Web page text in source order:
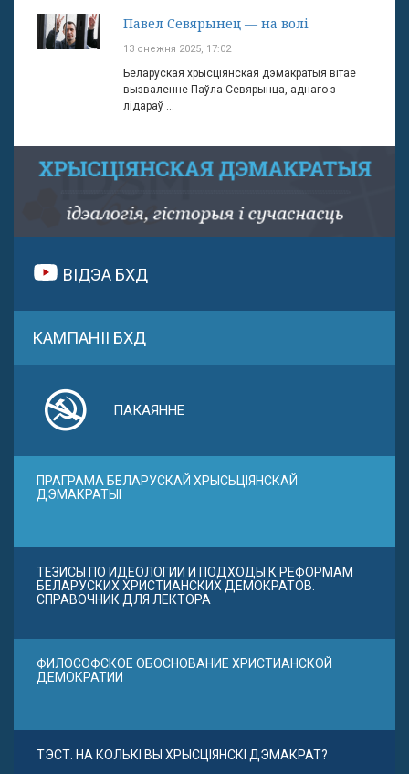
Павел Севярынец — на волі
13 снежня 2025, 17:02
Беларуская хрысціянская дэмакратыя вітае
вызваленне Паўла Севярынца, аднаго з
лідараў ...
ВІДЭА БХД
КАМПАНІІ БХД
ПАКАЯННЕ
ПРАГРАМА БЕЛАРУСКАЙ ХРЫСЬЦІЯНСКАЙ
ДЭМАКРАТЫІ
ТЕЗИСЫ ПО ИДЕОЛОГИИ И ПОДХОДЫ К РЕФОРМАМ
БЕЛАРУСКИХ ХРИСТИАНСКИХ ДЕМОКРАТОВ.
СПРАВОЧНИК ДЛЯ ЛЕКТОРА
ФИЛОСОФСКОЕ ОБОСНОВАНИЕ ХРИСТИАНСКОЙ
ДЕМОКРАТИИ
ТЭСТ. НА КОЛЬКІ ВЫ ХРЫСЦІЯНСКІ ДЭМАКРАТ?